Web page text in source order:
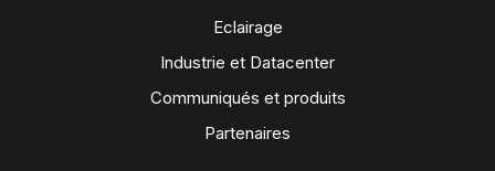
Eclairage
Industrie et Datacenter
Communiqués et produits
Partenaires